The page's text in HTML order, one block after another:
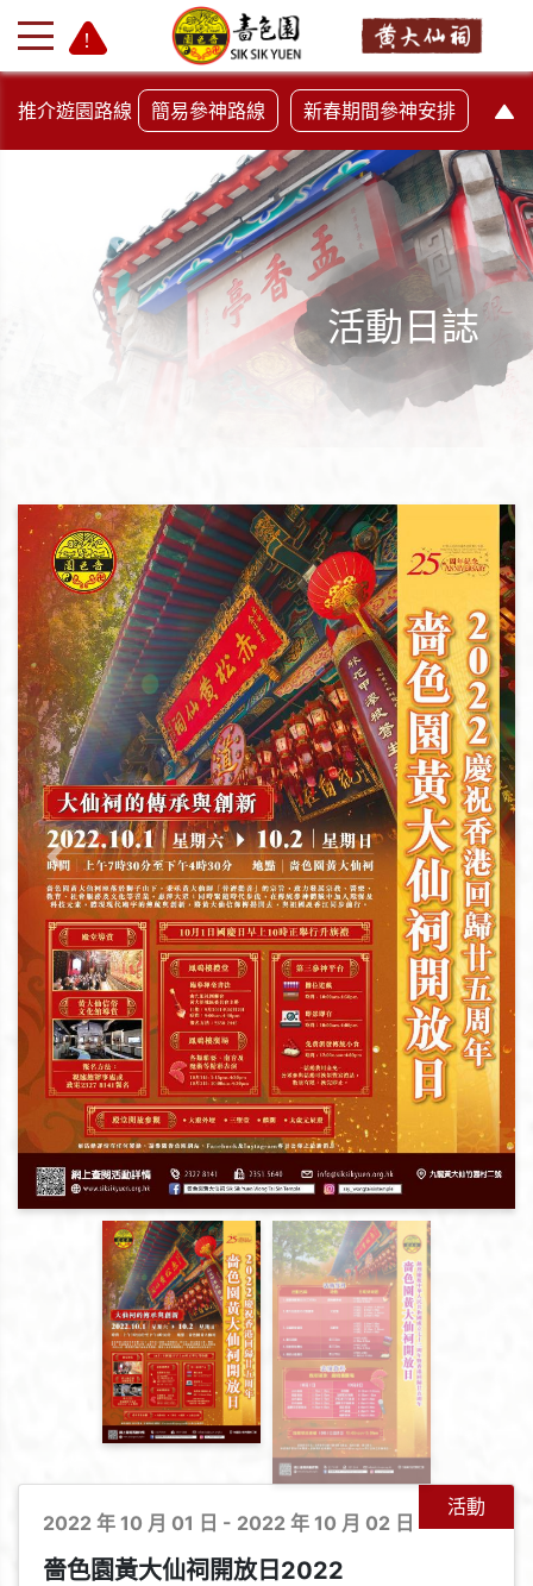
+
推介遊園路線 簡易參神路線 新春期間參神安排
活動日誌
上一頁 下一頁
活動
2022 年 10 月 01 日 - 2022 年 10 月 02 日
嗇色園黃大仙祠開放日2022